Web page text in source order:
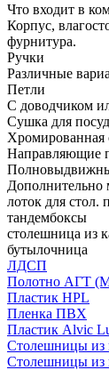
Что входит в
Корпус,
фурнитура.
Ручки
Различные
Петли
С доводчиком
Сушка для
Направляющие
Дополнительно
лоток для стол.
тандембоксы
столешница из
бутылочница
ЛДСП
Полотно АГТ
Пластик HPL
Пленка ПВХ
Пластик Alvic
Столешницы из
Столешницы из